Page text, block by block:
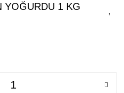
YOĞURDU 1 KG